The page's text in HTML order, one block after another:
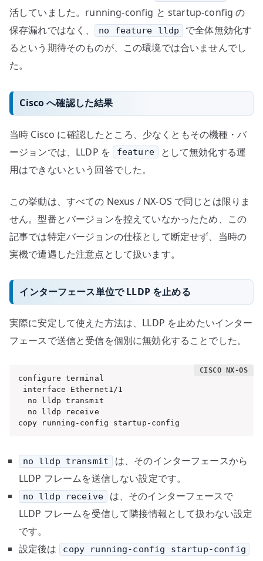
活していました。running-config と startup-config の
保存漏れではなく、
no feature lldp
で全体無効化す
るという期待そのものが、この環境では合いませんでし
た。
Cisco へ確認した結果
当時 Cisco に確認したところ、少なくともその機種・バ
ージョンでは、LLDP を
feature
として無効化する運
用はできないという回答でした。
この挙動は、すべての Nexus / NX-OS で同じとは限りま
せん。型番とバージョンを控えていなかったため、この
記事では特定バージョンの仕様として断定せず、当時の
実機で遭遇した注意点として扱います。
インターフェース単位で LLDP を止める
実際に安定して使えた方法は、LLDP を止めたいインター
フェースで送信と受信を個別に無効化することでした。
configure terminal
interface Ethernet1/1
  no lldp transmit
  no lldp receive
copy running-config startup-config
no lldp transmit
は、そのインターフェースから
LLDP フレームを送信しない設定です。
no lldp receive
は、そのインターフェースで
LLDP フレームを受信して隣接情報として扱わない設定
です。
設定後は
copy running-config startup-config